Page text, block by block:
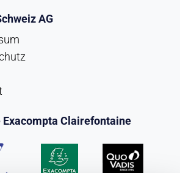
AG
Exacompta Clairefontaine